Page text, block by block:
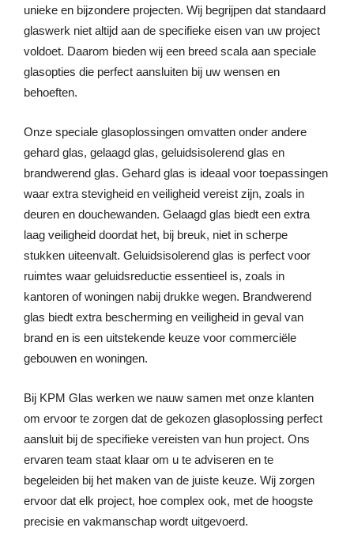
unieke en bijzondere projecten. Wij begrijpen dat standaard
glaswerk niet altijd aan de specifieke eisen van uw project
voldoet. Daarom bieden wij een breed scala aan speciale
glasopties die perfect aansluiten bij uw wensen en
behoeften.
Onze speciale glasoplossingen omvatten onder andere
gehard glas, gelaagd glas, geluidsisolerend glas en
brandwerend glas. Gehard glas is ideaal voor toepassingen
waar extra stevigheid en veiligheid vereist zijn, zoals in
deuren en douchewanden. Gelaagd glas biedt een extra
laag veiligheid doordat het, bij breuk, niet in scherpe
stukken uiteenvalt. Geluidsisolerend glas is perfect voor
ruimtes waar geluidsreductie essentieel is, zoals in
kantoren of woningen nabij drukke wegen. Brandwerend
glas biedt extra bescherming en veiligheid in geval van
brand en is een uitstekende keuze voor commerciële
gebouwen en woningen.
Bij KPM Glas werken we nauw samen met onze klanten
om ervoor te zorgen dat de gekozen glasoplossing perfect
aansluit bij de specifieke vereisten van hun project. Ons
ervaren team staat klaar om u te adviseren en te
begeleiden bij het maken van de juiste keuze. Wij zorgen
ervoor dat elk project, hoe complex ook, met de hoogste
precisie en vakmanschap wordt uitgevoerd.